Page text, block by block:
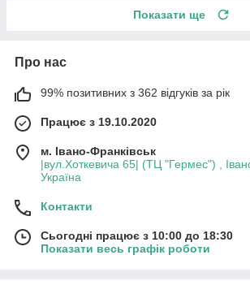
Показати ще
Про нас
99% позитивних з 362 відгуків за рік
Працює з 19.10.2020
м. Івано-Франківськ
|вул.Хоткевича 65| (ТЦ "Гермес") ,
Україна
Контакти
Сьогодні працює з 10:00 до 18:30
Показати весь графік роботи